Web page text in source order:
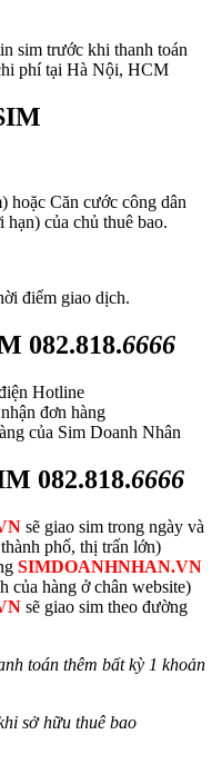
sim trước khi thanh toán
phí tại Hà Nội, HCM
Căn cước công dân
của chủ thuê bao.
điểm giao dịch.
082.818.6666
Hotline
đơn hàng
của Sim Doanh Nhân
082.818.6666
sẽ giao sim trong ngày và
phố, thị trấn lớn)
SIMDOANHNHAN.VN
của hàng ở chân website)
sẽ giao sim theo đường
toán thêm bất kỳ 1 khoản
sở hữu thuê bao